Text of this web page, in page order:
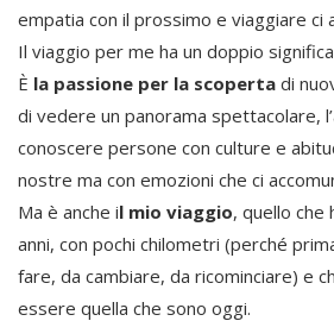
empatia con il prossimo e viaggiare ci
Il viaggio per me ha un doppio
È la passione per la scoperta di
di vedere un panorama spettacolare,
conoscere persone con culture e
nostre ma con emozioni che ci
Ma è anche il mio viaggio, quello che
anni, con pochi chilometri (perché
fare, da cambiare, da ricominciare) e
essere quella che sono oggi.